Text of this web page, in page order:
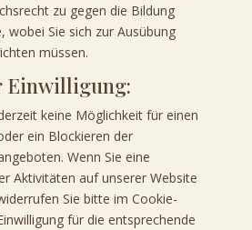
zu gegen die Bildung
wobei Sie sich zur Ausübung
müssen.
Einwilligung:
keine Möglichkeit für einen
ein Blockieren der
Wenn Sie eine
Aktivitäten auf unserer Website
Sie bitte im Cookie-
für die entsprechende